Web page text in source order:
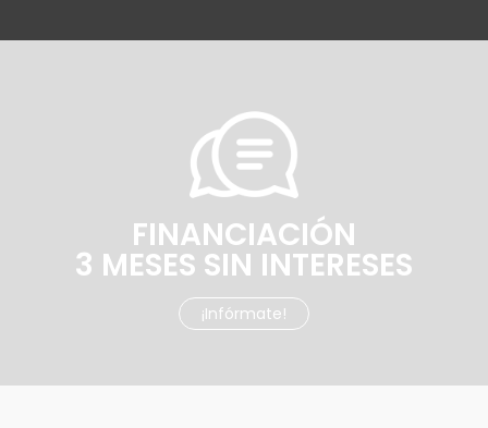
FINANCIACIÓN
3 MESES SIN INTERESES
¡Infórmate!